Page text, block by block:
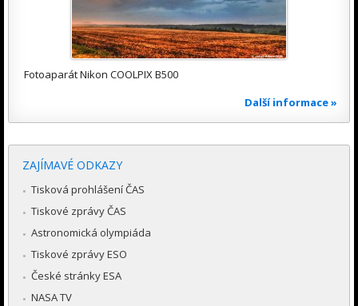
Fotoaparát Nikon COOLPIX B500
Další informace »
ZAJÍMAVÉ ODKAZY
Tisková prohlášení ČAS
Tiskové zprávy ČAS
Astronomická olympiáda
Tiskové zprávy ESO
České stránky ESA
NASA TV